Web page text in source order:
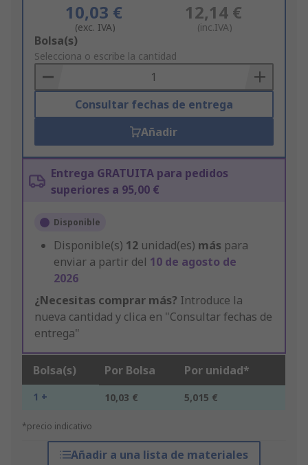
10,03 €
(exc. IVA)
12,14 €
(inc.IVA)
Add
to
Basket
Bolsa(s)
Selecciona o escribe la cantidad
Consultar fechas de entrega
Añadir
Entrega GRATUITA para pedidos
superiores a 95,00 €
Disponible
Disponible(s) 12 unidad(es) más para
enviar a partir del 10 de agosto de
2026
¿Necesitas comprar más? Introduce la
nueva cantidad y clica en "Consultar fechas de
entrega"
Bolsa(s) Por Bolsa Por unidad*
1 + 10,03 € 5,015 €
*precio indicativo
Añadir a una lista de materiales